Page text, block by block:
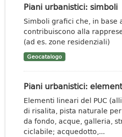
Piani urbanistici: simboli
Simboli grafici che, in base
contribuiscono alla
(ad es. zone residenziali)
Geocatalogo
Piani urbanistici:
Elementi lineari del PUC
di risalita, pista naturale
da fondo, acque, galleria,
ciclabile; acquedotto,...